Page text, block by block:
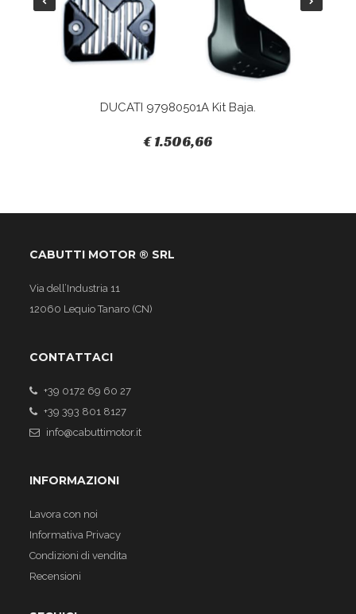
DUCATI 97980501A Kit Baja.
€ 1.506,66
CABUTTI MOTOR ® SRL
Via dell’Industria 11
12060 Lequio Tanaro (CN)
CONTATTACI
+39 0172 69 60 27
+39 393 801 8127
info@cabuttimotor.it
INFORMAZIONI
Lavora con noi
Informativa Privacy
Condizioni di vendita
Recensioni